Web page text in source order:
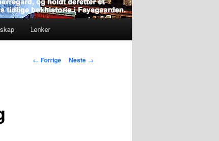
Lenker
Innleggsnavigasjon
← Forrige Neste →